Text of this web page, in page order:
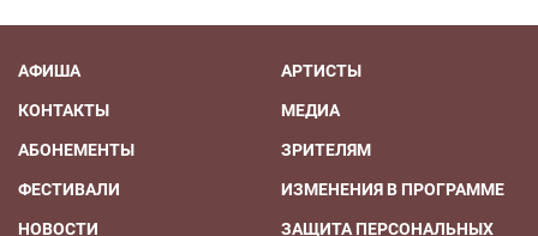
АФИША
КОНТАКТЫ
АБОНЕМЕНТЫ
ФЕСТИВАЛИ
НОВОСТИ
АРТИСТЫ
МЕДИА
ЗРИТЕЛЯМ
ИЗМЕНЕНИЯ В ПРОГРАММЕ
ЗАЩИТА ПЕРСОНАЛЬНЫХ